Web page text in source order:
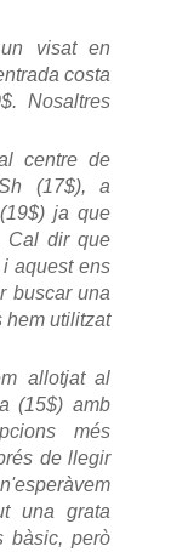
visat en
costa
Nosaltres
centre de
(17$), a
ja que
Cal dir que
aquest ens
buscar una
hem utilitzat
allotjat al
(15$) amb
més
de llegir
una grata
bàsic, però